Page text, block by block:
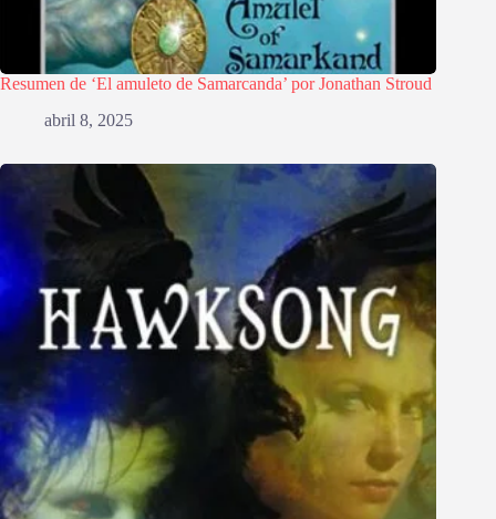
Resumen de ‘El amuleto de Samarcanda’ por Jonathan Stroud
abril 8, 2025